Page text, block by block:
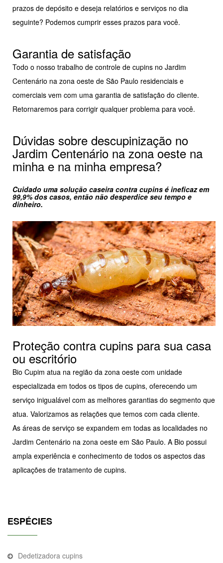
prazos de depósito e deseja relatórios e serviços no dia
seguinte? Podemos cumprir esses prazos para você.
Garantia de satisfação
Todo o nosso trabalho de controle de cupins no Jardim
Centenário na zona oeste de São Paulo residenciais e
comerciais vem com uma garantia de satisfação do cliente.
Retornaremos para corrigir qualquer problema para você.
Dúvidas sobre descupinização no
Jardim Centenário na zona oeste na
minha e na minha empresa?
Cuidado uma solução caseira contra cupins é ineficaz em
99,9% dos casos, então não desperdice seu tempo e
dinheiro.
Proteção contra cupins para sua casa
ou escritório
Bio Cupim atua na região da zona oeste com unidade
especializada em todos os tipos de cupins, oferecendo um
serviço inigualável com as melhores garantias do segmento que
atua. Valorizamos as relações que temos com cada cliente.
As áreas de serviço se expandem em todas as localidades no
Jardim Centenário na zona oeste em São Paulo. A Bio possui
ampla experiência e conhecimento de todos os aspectos das
aplicações de tratamento de cupins.
ESPÉCIES
Dedetizadora cupins